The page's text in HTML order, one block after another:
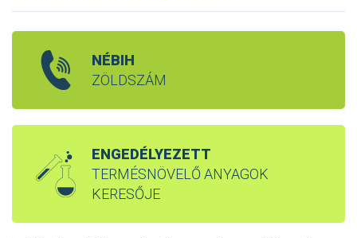
NÉBIH
ZÖLDSZÁM
ENGEDÉLYEZETT
TERMÉSNÖVELŐ ANYAGOK
KERESŐJE